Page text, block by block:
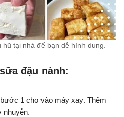
tại nhà để bạn dễ hình dung.
đậu nành:
1 cho vào máy xay. Thêm
nhuyễn.